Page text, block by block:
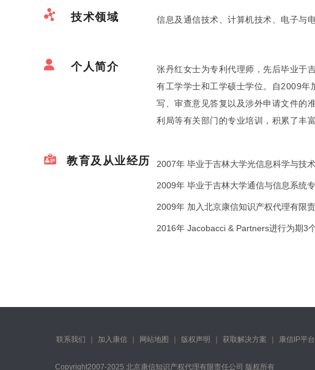
技术领域 信息及通信技术、计算机技术、电子与
个人简介
张丹红女士为专利代理师，先后毕业于
有工学学士和工学硕士学位。自2009年
写、审查意见答复以及涉外申请文件的
利局等有关部门的专业培训，积累了丰
教育及从业经历 2007年 毕业于吉林大学光信息科学与技
2009年 毕业于吉林大学通信与信息系统
2009年 加入北京康信知识产权代理有限
2016年 Jacobacci & Partners进行为期3
联系我们 加入康信 网站地图 版权声明 获取解决方案 康信IP平台
Copyright️2007-2025 北京康信知识产权代理有限责任公司 版权所有